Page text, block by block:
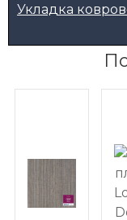
Укладка